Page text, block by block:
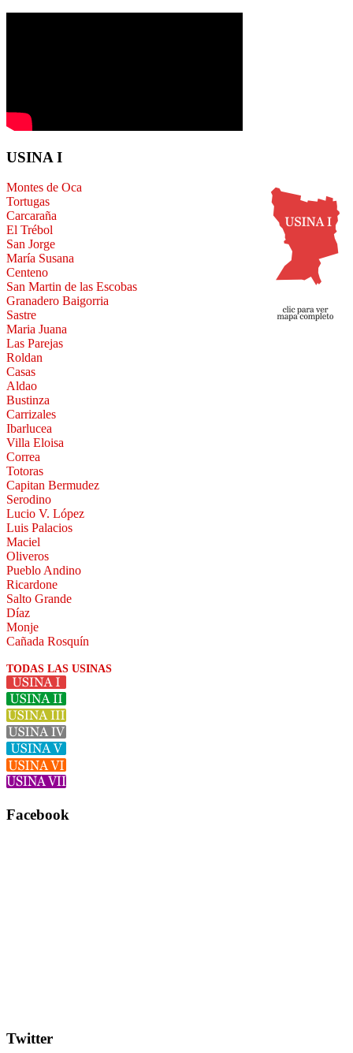
USINA I
Montes de Oca
Tortugas
Carcaraña
El Trébol
San Jorge
María Susana
Centeno
San Martin de las Escobas
Granadero Baigorria
Sastre
Maria Juana
Las Parejas
Roldan
Casas
Aldao
Bustinza
Carrizales
Ibarlucea
Villa Eloisa
Correa
Totoras
Capitan Bermudez
Serodino
Lucio V. López
Luis Palacios
Maciel
Oliveros
Pueblo Andino
Ricardone
Salto Grande
Díaz
Monje
Cañada Rosquín
TODAS LAS USINAS
Facebook
Twitter